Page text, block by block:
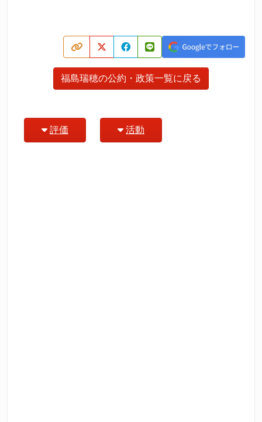
福島瑞穂の公約・政策一覧に戻る
評価 活動